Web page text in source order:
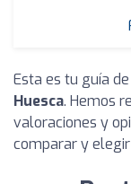
Esta es tu guía de
Huesca. Hemos
valoraciones y
comparar y